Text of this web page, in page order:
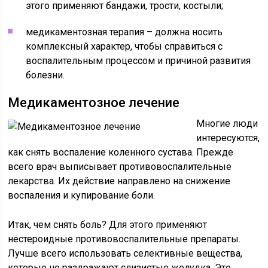
этого применяют бандажи, трости, костыли;
медикаментозная терапия – должна носить
комплексный характер, чтобы справиться с
воспалительным процессом и причиной развития
болезни.
Медикаментозное лечение
Многие люди
интересуются,
как снять воспаление коленного сустава. Прежде
всего врач выписывает противовоспалительные
лекарства. Их действие направлено на снижение
воспаления и купирование боли.
Итак, чем снять боль? Для этого применяют
нестероидные противовоспалительные препараты.
Лучше всего использовать селективные вещества,